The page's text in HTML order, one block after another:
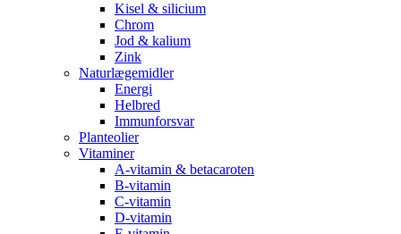
Kisel & silicium
Chrom
Jod & kalium
Zink
Naturlægemidler
Energi
Helbred
Immunforsvar
Planteolier
Vitaminer
A-vitamin & betacaroten
B-vitamin
C-vitamin
D-vitamin